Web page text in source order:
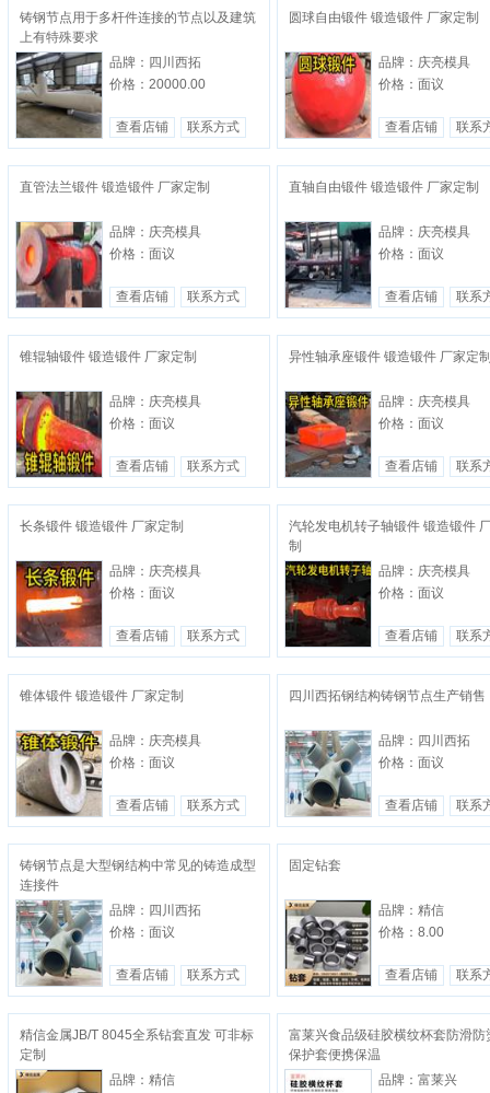
铸钢节点用于多杆件连接的节点以及建筑
上有特殊要求
品牌：四川西拓
价格：20000.00
查看店铺 联系方式
圆球自由锻件 锻造锻件 厂家定制
品牌：庆亮模具
价格：面议
查看店铺 联系
直管法兰锻件 锻造锻件 厂家定制
品牌：庆亮模具
价格：面议
查看店铺 联系方式
直轴自由锻件 锻造锻件 厂家定制
品牌：庆亮模具
价格：面议
查看店铺 联系
锥辊轴锻件 锻造锻件 厂家定制
品牌：庆亮模具
价格：面议
查看店铺 联系方式
异性轴承座锻件 锻造锻件 厂家定
品牌：庆亮模具
价格：面议
查看店铺 联系
长条锻件 锻造锻件 厂家定制
品牌：庆亮模具
价格：面议
查看店铺 联系方式
汽轮发电机转子轴锻件 锻造锻件
制
品牌：庆亮模具
价格：面议
查看店铺 联系
锥体锻件 锻造锻件 厂家定制
品牌：庆亮模具
价格：面议
查看店铺 联系方式
四川西拓钢结构铸钢节点生产销售
品牌：四川西拓
价格：面议
查看店铺 联系
铸钢节点是大型钢结构中常见的铸造成型
连接件
品牌：四川西拓
价格：面议
查看店铺 联系方式
固定钻套
品牌：精信
价格：8.00
查看店铺 联系
精信金属JB/T 8045全系钻套直发 可非标
定制
品牌：精信
富莱兴食品级硅胶横纹杯套防滑防
保护套便携保温
品牌：富莱兴